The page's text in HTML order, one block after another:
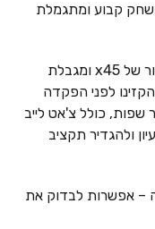
קבוע ומתגמלת
הספינים ללא הפקדה כרוכים בדרישת הימור של x45 ומגבלת
את הקזינו לפני הפקדה
הלקוחות זמין 24/7 במספר שפות, כולל צ'אט לייב
ולהגדיר תקציב
– אפשרות לבדוק את